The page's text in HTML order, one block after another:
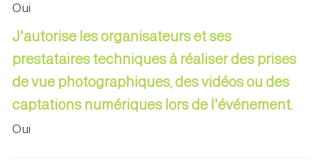
Oui
J'autorise les organisateurs et ses
prestataires techniques à réaliser des prises
de vue photographiques, des vidéos ou des
captations numériques lors de l'événement.
Oui